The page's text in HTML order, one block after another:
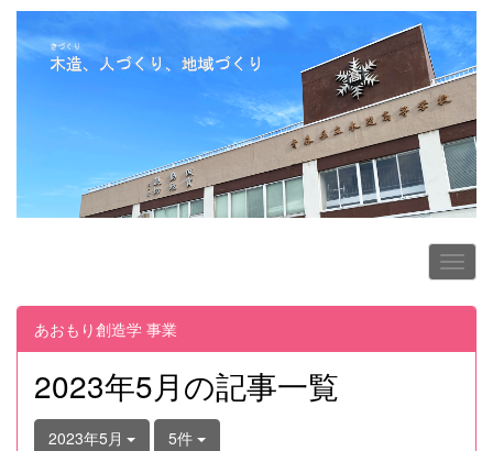
あおもり創造学 事業
2023年5月の記事一覧
2023年5月 5件